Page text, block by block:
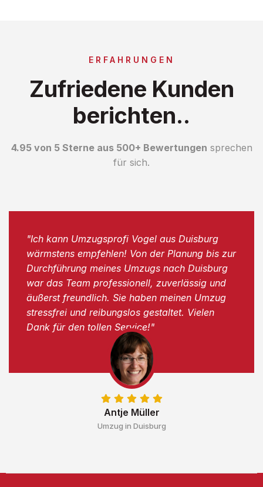
ERFAHRUNGEN
Zufriedene Kunden
berichten..
4.95 von 5 Sterne aus 500+ Bewertungen sprechen
für sich.
Antje Müller
Umzug in Duisburg
"Ich kann Umzugsprofi Vogel aus Duisburg
wärmstens empfehlen! Von der Planung bis zur
Durchführung meines Umzugs nach Duisburg
war das Team professionell, zuverlässig und
äußerst freundlich. Sie haben meinen Umzug
stressfrei und reibungslos gestaltet. Vielen
Dank für den tollen Service!"